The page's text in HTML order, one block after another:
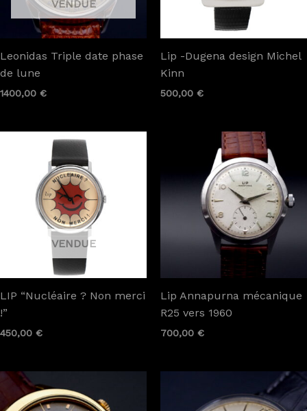
Leonidas Triple date phase
de lune
1400,00 €
Lip -Dugena design Michel
Kinn
500,00 €
LIP “Nucléaire ? Non merci
!”
450,00 €
Lip Annapurna mécanique
R25 vers 1960
700,00 €